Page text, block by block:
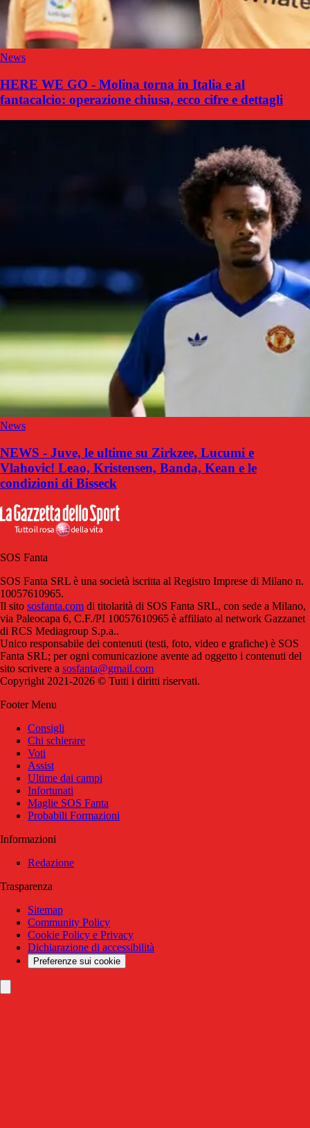
News
HERE WE GO - Molina torna in Italia e al
fantacalcio: operazione chiusa, ecco cifre e dettagli
News
NEWS - Juve, le ultime su Zirkzee, Lucumi e
Vlahovic! Leao, Kristensen, Banda, Kean e le
condizioni di Bisseck
SOS Fanta
SOS Fanta SRL è una società iscritta al Registro Imprese di Milano n.
10057610965.
Il sito sosfanta.com di titolarità di SOS Fanta SRL, con sede a Milano,
via Paleocapa 6, C.F./PI 10057610965 è affiliato al network Gazzanet
di RCS Mediagroup S.p.a..
Unico responsabile dei contenuti (testi, foto, video e grafiche) è SOS
Fanta SRL; per ogni comunicazione avente ad oggetto i contenuti del
sito scrivere a sosfanta@gmail.com
Copyright 2021-2026 © Tutti i diritti riservati.
Footer Menu
Consigli
Chi schierare
Voti
Assist
Ultime dai campi
Infortunati
Maglie SOS Fanta
Probabili Formazioni
Informazioni
Redazione
Trasparenza
Sitemap
Community Policy
Cookie Policy e Privacy
Dichiarazione di accessibilità
Preferenze sui cookie